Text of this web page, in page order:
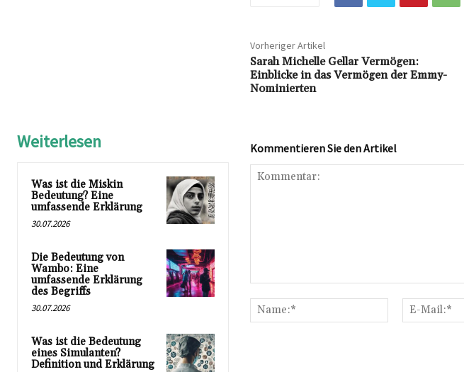
Vorheriger Artikel
Sarah Michelle Gellar Vermögen:
Einblicke in das Vermögen der Emmy-
Nominierten
Weiterlesen
Was ist die Miskin
Bedeutung? Eine
umfassende Erklärung
30.07.2026
Die Bedeutung von
Wambo: Eine
umfassende Erklärung
des Begriffs
30.07.2026
Was ist die Bedeutung
eines Simulanten?
Definition und Erklärung
Kommentieren Sie den Artikel
Name:*